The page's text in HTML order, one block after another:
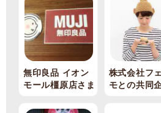
無印良品 イオン
モール橿原店さま
株式会社フ
モとの共同